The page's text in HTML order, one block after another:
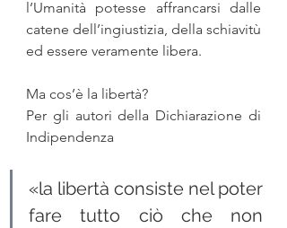
l’Umanità potesse affrancarsi dalle
catene dell’ingiustizia, della schiavitù
ed essere veramente libera.
Ma cos’è la libertà?
Per gli autori della Dichiarazione di
Indipendenza
«la libertà consiste nel poter
fare tutto ciò che non